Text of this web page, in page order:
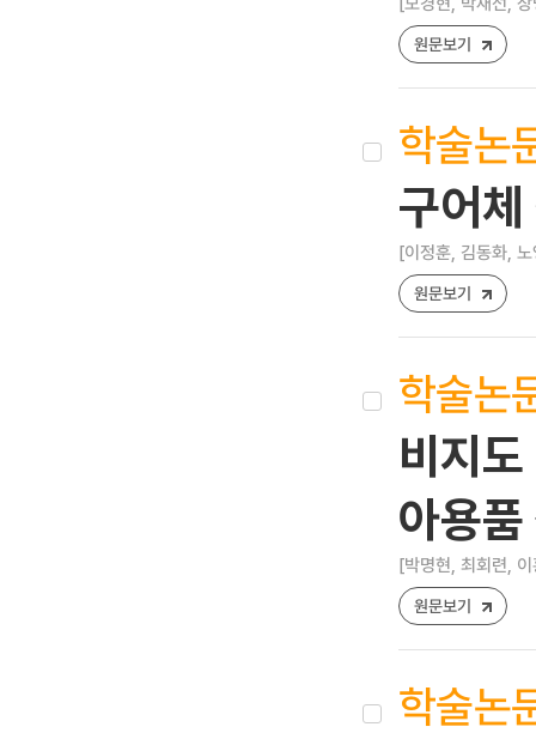
원문보기
학술논
구어
[이정훈, 김동화,
원문보기
학술논
비지
아용
[박명현, 최회련,
원문보기
학술논